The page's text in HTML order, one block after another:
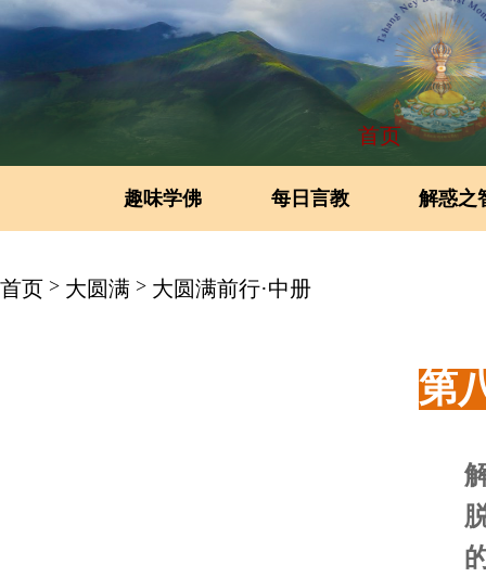
首页
趣味学佛 每日言教 解惑之
首页 > 大圆满 > 大圆满前行·中册
第